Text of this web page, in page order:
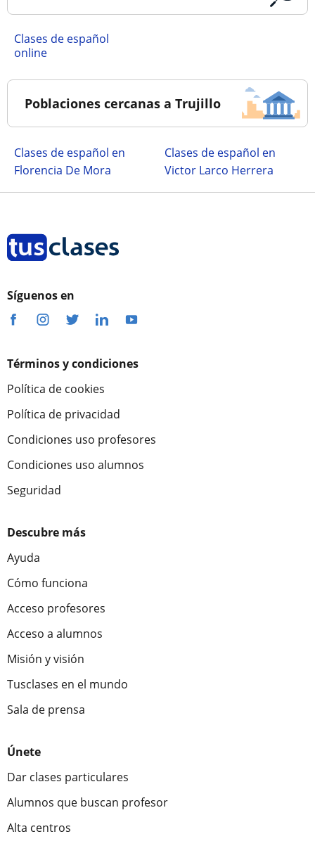
Clases de español
online
Poblaciones cercanas a Trujillo
Clases de español en
Florencia De Mora
Clases de español en
Victor Larco Herrera
Síguenos en
Términos y condiciones
Política de cookies
Política de privacidad
Condiciones uso profesores
Condiciones uso alumnos
Seguridad
Descubre más
Ayuda
Cómo funciona
Acceso profesores
Acceso a alumnos
Misión y visión
Tusclases en el mundo
Sala de prensa
Únete
Dar clases particulares
Alumnos que buscan profesor
Alta centros